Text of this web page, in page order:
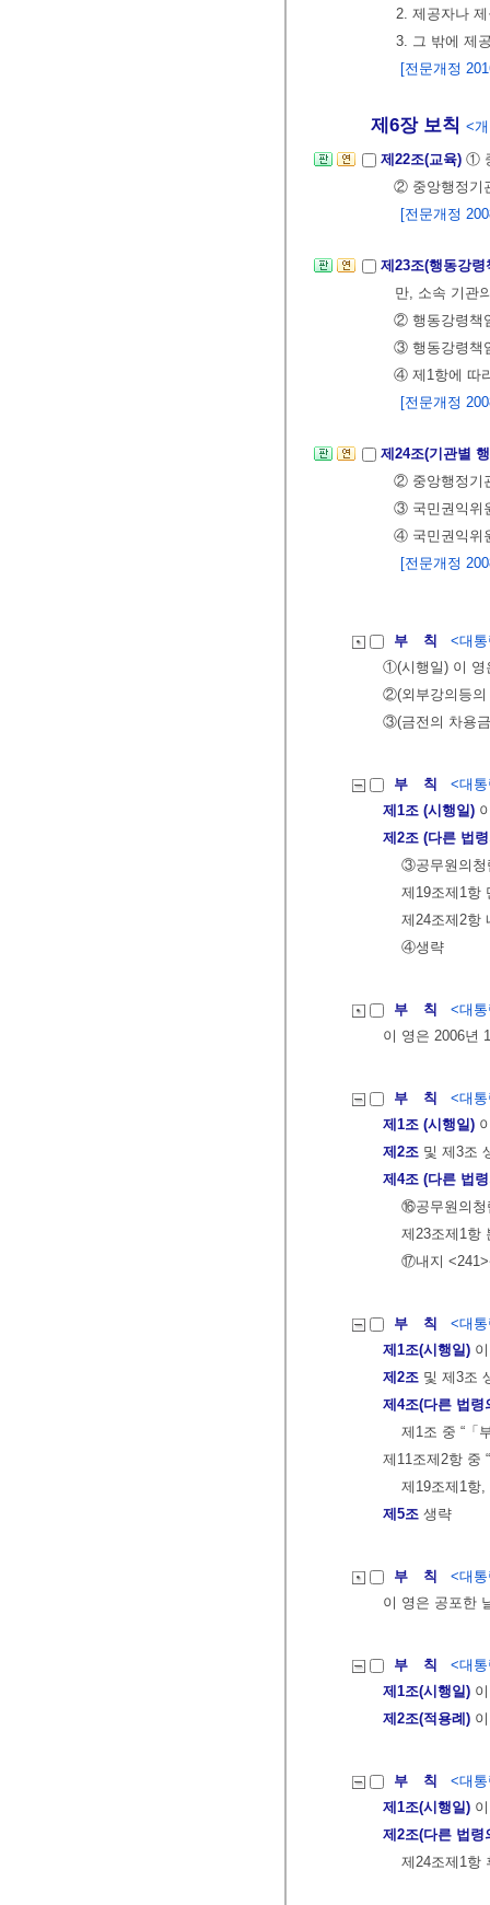
2. 제공자나
3. 그 밖에 제
[전문개정
제6장 보칙 <
제22조(교육) ①
② 중앙행정기
[전문개정
제23조(행동강
만, 소속 기관
② 행동강령책
③ 행동강령책
④ 제1항에 따
[전문개정
제24조(기관별
② 중앙행정기
③ 국민권익위
④ 국민권익위
[전문개정
부 칙
<대
①(시행일) 이 영
②(외부강의등의
③(금전의 차용
부 칙
<대
제1조 (시행일)
제2조 (다른 법
③공무원의청
제19조제1항
제24조제2항
④생략
부 칙
<대
이 영은 2006년
부 칙
<대
제1조 (시행일)
제2조 및 제3조
제4조 (다른 법
⑯공무원의청
제23조제1항
⑰내지
부 칙
<대
제1조(시행일)
제2조 및 제3조
제4조(다른 법령
제1조 중 “「
제11조제2항 중
제19조제1항,
제5조 생략
부 칙
<대
이 영은 공포한
부 칙
<대
제1조(시행일)
제2조(적용례)
부 칙
<대
제1조(시행일)
제2조(다른 법령
제24조제1항